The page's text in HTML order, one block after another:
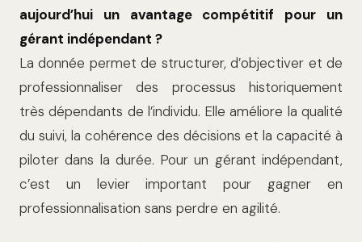
aujourd’hui un avantage compétitif pour un
gérant indépendant ?
La donnée permet de structurer, d’objectiver et de
professionnaliser des processus historiquement
très dépendants de l’individu. Elle améliore la qualité
du suivi, la cohérence des décisions et la capacité à
piloter dans la durée. Pour un gérant indépendant,
c’est un levier important pour gagner en
professionnalisation sans perdre en agilité.